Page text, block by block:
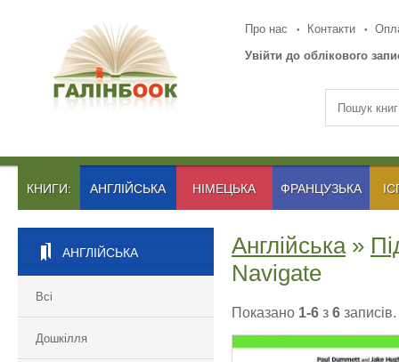
Про нас Контакти
Увійти до облікового
КНИГИ: АНГЛІЙСЬКА НІМЕЦЬКА ФРАНЦУЗЬКА
АНГЛІЙСЬКА
Всі
Дошкілля
Англійська»
Navigate
Показано 1-6 з 6 записів.